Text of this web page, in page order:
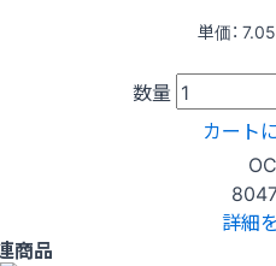
単価： 7.05
数量
カート
詳細
商品